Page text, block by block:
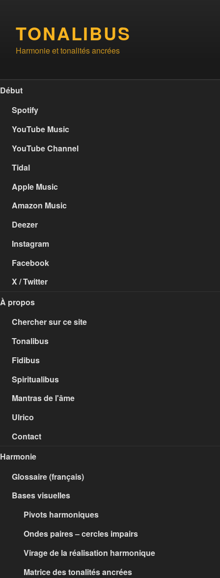
contenu
principalTONALIBUS
Harmonie et tonalités ancrées
Début
Spotify
YouTube Music
YouTube Channel
Tidal
Apple Music
Amazon Music
Deezer
Instagram
Facebook
X / Twitter
À propos
Chercher sur ce site
Tonalibus
Fidibus
Spiritualibus
Mantras de l'âme
Ulrico
Contact
Harmonie
Glossaire (français)
Bases visuelles
Pivots harmoniques
Ondes paires – cercles impairs
Virage de la réalisation harmonique
Matrice des tonalités ancrées